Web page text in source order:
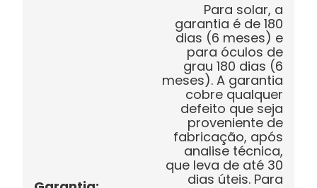
Para solar, a
garantia é de 180
dias (6 meses) e
para óculos de
grau 180 dias (6
meses). A garantia
cobre qualquer
defeito que seja
proveniente de
fabricação, após
analise técnica,
que leva de até 30
dias úteis. Para